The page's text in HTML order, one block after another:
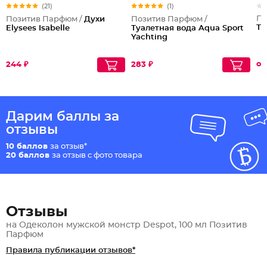
(21)
Позитив Парфюм / Духи
Elysees Isabelle
244 ₽
(1)
Позитив Парфюм /
Туалетная вода Aqua Sport
Yachting
283 ₽ от
Дарим баллы за
отзывы
10 баллов за отзыв*
20 баллов за отзыв с фото товара
Отзывы
на Одеколон мужской монстр Despot, 100 мл Позитив
Парфюм
Правила публикации отзывов*